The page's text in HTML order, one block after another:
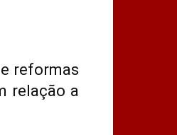
reformas
relação a